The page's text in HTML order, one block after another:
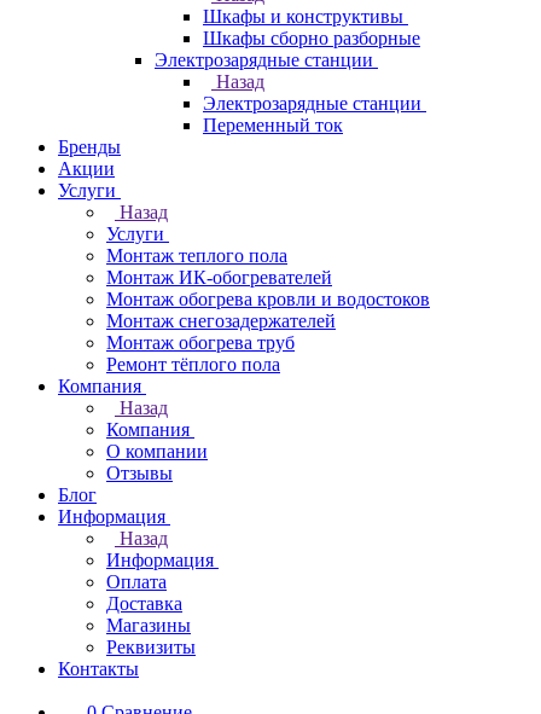
Шкафы и конструктивы
Шкафы сборно разборные
Электрозарядные станции
Назад
Электрозарядные станции
Переменный ток
Бренды
Акции
Услуги
Назад
Услуги
Монтаж теплого пола
Монтаж ИК-обогревателей
Монтаж обогрева кровли и водостоков
Монтаж снегозадержателей
Монтаж обогрева труб
Ремонт тёплого пола
Компания
Назад
Компания
О компании
Отзывы
Блог
Информация
Назад
Информация
Оплата
Доставка
Магазины
Реквизиты
Контакты